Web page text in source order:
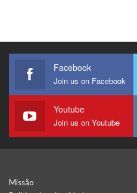
Facebook
Join us on Facebook
Youtube
Join us on Youtube
Missão